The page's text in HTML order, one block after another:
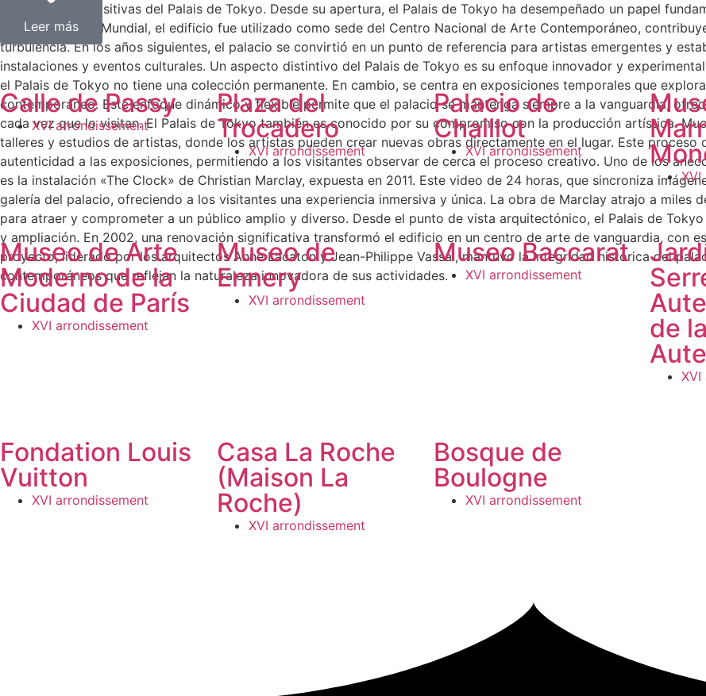
actividades expositivas del Palais de Tokyo. Desde su apertura, el Palais de Tokyo ha desempeñado un papel
Segunda Guerra Mundial, el edificio fue utilizado como sede del Centro Nacional de Arte Contemporáneo,
turbulencia. En los años siguientes, el palacio se convirtió en un punto de referencia para artistas emergentes y
instalaciones y eventos culturales. Un aspecto distintivo del Palais de Tokyo es su enfoque innovador y
el Palais de Tokyo no tiene una colección permanente. En cambio, se centra en exposiciones temporales que
contemporáneo. Este enfoque dinámico y flexible permite que el palacio se mantenga siempre a la vanguardia,
cada vez que lo visitan. El Palais de Tokyo también es conocido por su compromiso con la producción artística.
talleres y estudios de artistas, donde los artistas pueden crear nuevas obras directamente en el lugar. Este
autenticidad a las exposiciones, permitiendo a los visitantes observar de cerca el proceso creativo. Uno de los
es la instalación «The Clock» de Christian Marclay, expuesta en 2011. Este video de 24 horas, que sincroniza
galería del palacio, ofreciendo a los visitantes una experiencia inmersiva y única. La obra de Marclay atrajo a miles
para atraer y comprometer a un público amplio y diverso. Desde el punto de vista arquitectónico, el Palais de
y ampliación. En 2002, una renovación significativa transformó el edificio en un centro de arte de vanguardia, con
proyecto, liderado por los arquitectos Anne Lacaton y Jean-Philippe Vassal, mantuvo la integridad histórica del
contemporáneos que reflejan la naturaleza innovadora de sus actividades.
Leer más
Calle de Passy
XVI arrondissement
Plaza del
Trocadero
XVI arrondissement
Palacio de
Chaillot
XVI arrondissement
Museo de Arte
Moderno de la
Ciudad de París
XVI arrondissement
Museo de
Ennery
XVI arrondissement
Museo Baccarat
XVI arrondissement
de
XVI
Fondation Louis
Vuitton
XVI arrondissement
Casa La Roche
(Maison La
Roche)
XVI arrondissement
Bosque de
Boulogne
XVI arrondissement